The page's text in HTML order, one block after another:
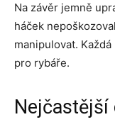
Na závěr jemně
háček
manipulovat.
pro rybáře.
Nejčastější